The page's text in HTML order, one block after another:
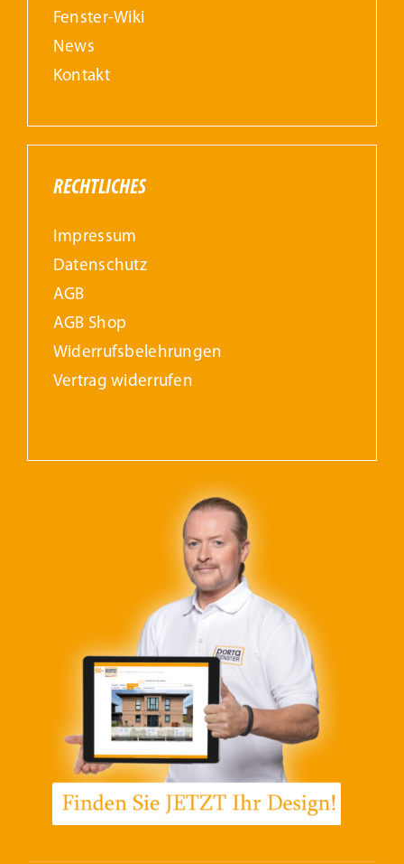
Fenster-Wiki
News
Kontakt
RECHTLICHES
Impressum
Datenschutz
AGB
AGB Shop
Widerrufs­belehrungen
Vertrag widerrufen